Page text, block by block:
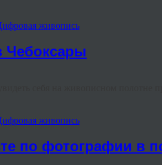
живопись
Чебоксары
живопись
по фотографии в